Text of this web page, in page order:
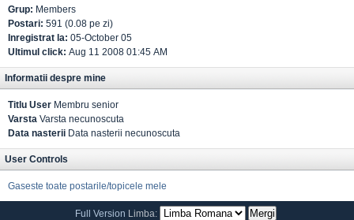
Grup: Members
Postari: 591 (0.08 pe zi)
Inregistrat la: 05-October 05
Ultimul click: Aug 11 2008 01:45 AM
Informatii despre mine
Titlu User Membru senior
Varsta Varsta necunoscuta
Data nasterii Data nasterii necunoscuta
User Controls
Gaseste toate postarile/topicele mele
Full Version Limba: